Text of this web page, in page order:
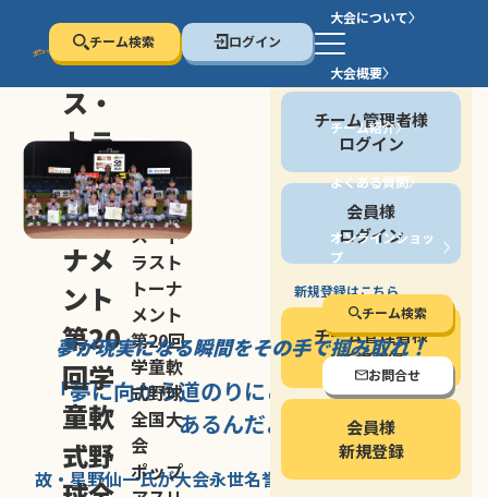
チーム検索 ログイン
大会について
大会概要
チーム紹介
よくある質問
オンラインショッ
プ
チーム検索
お問合せ
停止する
セン
ス・
トラ
スト
トー
ナメ
ント
第20
回学
童軟
式野
セン
ス・ト
ラスト
トーナ
メント
第20回
学童軟
式野球
全国大
会
ポップ
会員の方
チーム管理者様
ログイン
会員様
ログイン
新規登録はこちら
チーム管理者様
新規登録
会員様
新規登録
夢が現実になる瞬間をその手で掴み取れ！
「夢に向かう道のりにこそ大きな意味が
あるんだよ」
故・星野仙一氏が大会永世名誉会長を務める、野球の